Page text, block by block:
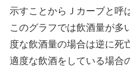
示すことからＪカーブと呼
このグラフでは飲酒量が多
度な飲酒量の場合は逆に死
適度な飲酒をしている場合